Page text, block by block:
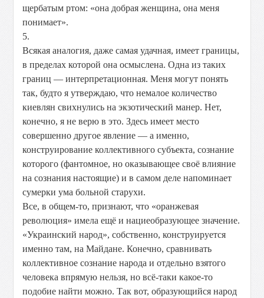
щербатым ртом: «она добрая женщина, она меня
понимает».
5.
Всякая аналогия, даже самая удачная, имеет границы,
в пределах которой она осмыслена. Одна из таких
границ — интерпретационная. Меня могут понять
так, будто я утверждаю, что немалое количество
киевлян свихнулись на экзотический манер. Нет,
конечно, я не верю в это. Здесь имеет место
совершенно другое явление — а именно,
конструирование коллективного субъекта, сознание
которого (фантомное, но оказывающее своё влияние
на сознания настоящие) и в самом деле напоминает
сумерки ума больной старухи.
Все, в общем-то, признают, что «оранжевая
революция» имела ещё и нациеобразующее значение.
«Украинский народ», собственно, конструируется
именно там, на Майдане. Конечно, сравнивать
коллективное сознание народа и отдельно взятого
человека впрямую нельзя, но всё-таки какое-то
подобие найти можно. Так вот, образующийся народ